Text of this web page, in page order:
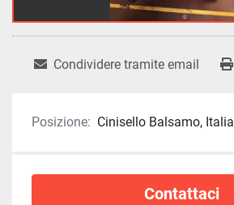
Condividere tramite email
Posizione: Cinisello Balsamo, Italia
Contattaci